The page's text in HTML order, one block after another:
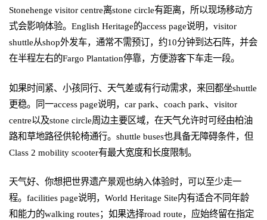
Stonehenge visitor centre离stone circle有距离，所以现场移动方
式会影响体验。English Heritage的access page说明，visitor
shuttle从shop外发车，通常不需预订，约10分钟到达石阵，并会
在半程左右的Fargo Plantation停靠，方便游客下车走一段。
如果时间紧、小孩同行、天气差或有行动需求，来回都坐shuttle
更稳。同一access page说明，car park、coach park、visitor
centre以及stone circle周边主要区域，在天气允许时可经由柏油
路和草地路径供轮椅通行。shuttle buses也具备无障碍条件，但
Class 2 mobility scooter有最大宽度和长度限制。
天气好、你想把世界遗产景观也纳入体验时，可以至少走一
程。facilities page说明，World Heritage Site内有适合不同年龄
和能力的walking routes；如果选择road route，应始终留在指定